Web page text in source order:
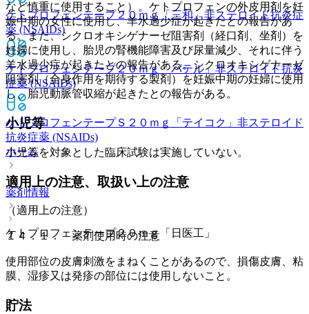
ケトプロフェンテープ２０ｍｇ「三和」非ステロイド抗炎症
薬 (NSAIDs)
ケトプロフェンテープ２０ｍｇ「パテル」 非ステロイド抗炎
症薬 (NSAIDs)
ケトプロフェンテープＳ２０ｍｇ「テイコク」 非ステロイド
抗炎症薬 (NSAIDs)
ホーム
薬剤情報
ケトプロフェンテープ２０ｍｇ「日医工」
など慎重に使用すること）。ケトプロフェンの外皮用剤を妊
娠中期の女性に使用し、羊水過少症が起きたとの報告があ
る。また、シクロオキシゲナーゼ阻害剤（経口剤、坐剤）を
妊婦に使用し、胎児の腎機能障害及び尿量減少、それに伴う
羊水過少症が起きたとの報告がある。シクロオキシゲナーゼ
阻害剤（全身作用を期待する製剤）を妊娠中期の妊婦に使用
し、胎児動脈管収縮が起きたとの報告がある。
小児等
小児等を対象とした臨床試験は実施していない。
適用上の注意、取扱い上の注意
（適用上の注意）
１４．１． 薬剤使用時の注意
使用部位の皮膚刺激をまねくことがあるので、損傷皮膚、粘
膜、湿疹又は発疹の部位には使用しないこと。
貯法